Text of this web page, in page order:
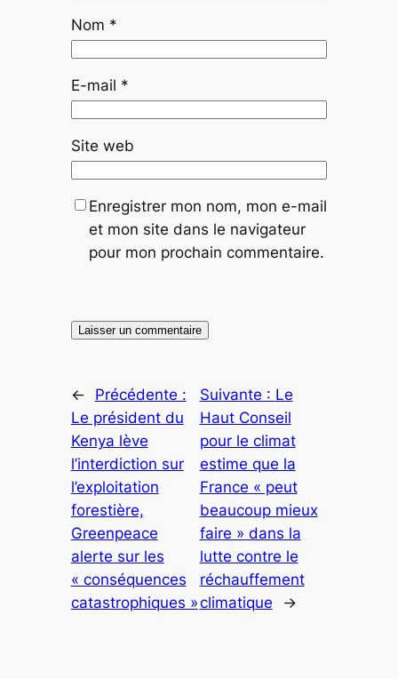
Nom *
E-mail *
Site web
Enregistrer mon nom, mon e-mail
et mon site dans le navigateur
pour mon prochain commentaire.
←
Précédente :
Le président du
Kenya lève
l’interdiction sur
l’exploitation
forestière,
Greenpeace
alerte sur les
« conséquences
catastrophiques »
Suivante : Le
Haut Conseil
pour le climat
estime que la
France « peut
beaucoup mieux
faire » dans la
lutte contre le
réchauffement
climatique
→